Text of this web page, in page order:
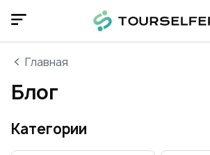
Главная
Блог
Категории